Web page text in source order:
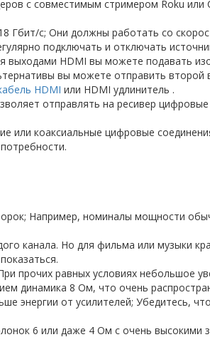
с совместимым стримером Roku или
Гбит/с; Они должны работать со
подключать и отключать
выходами HDMI вы можете подавать
вы можете отправить второй
HDMI или HDMI удлинитель .
отправлять на ресивер
или коаксиальные цифровые
Например, номиналы мощности
канала. Но для фильма или музыки
прочих равных условиях небольшое
динамика 8 Ом, что очень
энергии от усилителей; Убедитесь,
6 или даже 4 Ом с очень высокими